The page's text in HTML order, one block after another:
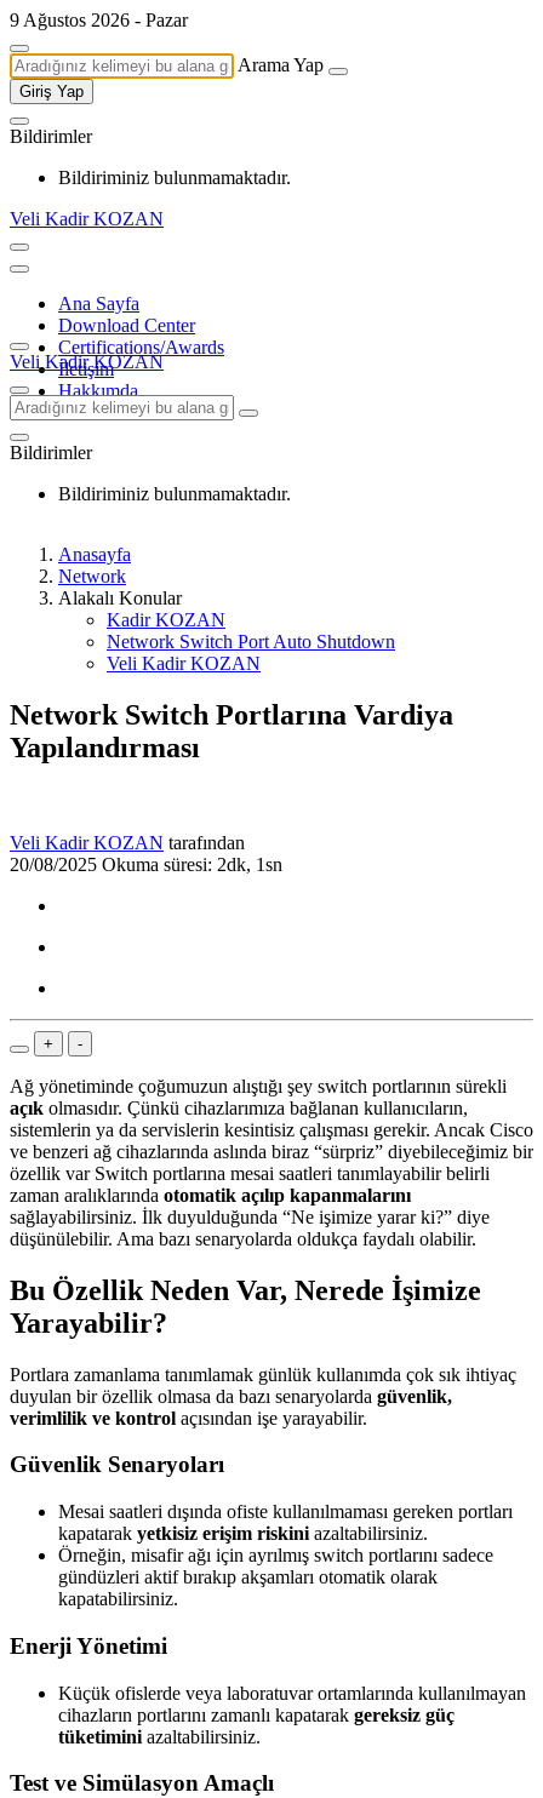
9 Ağustos 2026 - Pazar
Arama Yap
Giriş Yap
Bildirimler
Bildiriminiz bulunmamaktadır.
Veli Kadir KOZAN
Ana Sayfa
Download Center
Certifications/Awards
İletişim
Hakkımda
Veli Kadir KOZAN
Bildirimler
Bildiriminiz bulunmamaktadır.
Anasayfa
Network
Alakalı Konular
Kadir KOZAN
Network Switch Port Auto Shutdown
Veli Kadir KOZAN
Network Switch Portlarına Vardiya
Yapılandırması
Veli Kadir KOZAN tarafından
20/08/2025 Okuma süresi: 2dk, 1sn
+ -
Ağ yönetiminde çoğumuzun alıştığı şey switch portlarının sürekli
açık olmasıdır. Çünkü cihazlarımıza bağlanan kullanıcıların,
sistemlerin ya da servislerin kesintisiz çalışması gerekir. Ancak Cisco
ve benzeri ağ cihazlarında aslında biraz “sürpriz” diyebileceğimiz bir
özellik var Switch portlarına mesai saatleri tanımlayabilir belirli
zaman aralıklarında otomatik açılıp kapanmalarını
sağlayabilirsiniz. İlk duyulduğunda “Ne işimize yarar ki?” diye
düşünülebilir. Ama bazı senaryolarda oldukça faydalı olabilir.
Bu Özellik Neden Var, Nerede İşimize
Yarayabilir?
Portlara zamanlama tanımlamak günlük kullanımda çok sık ihtiyaç
duyulan bir özellik olmasa da bazı senaryolarda güvenlik,
verimlilik ve kontrol açısından işe yarayabilir.
Güvenlik Senaryoları
Mesai saatleri dışında ofiste kullanılmaması gereken portları
kapatarak yetkisiz erişim riskini azaltabilirsiniz.
Örneğin, misafir ağı için ayrılmış switch portlarını sadece
gündüzleri aktif bırakıp akşamları otomatik olarak
kapatabilirsiniz.
Enerji Yönetimi
Küçük ofislerde veya laboratuvar ortamlarında kullanılmayan
cihazların portlarını zamanlı kapatarak gereksiz güç
tüketimini azaltabilirsiniz.
Test ve Simülasyon Amaçlı